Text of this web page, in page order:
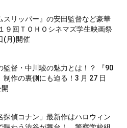
スリッパー』の安田監督など豪華
９回ＴＯＨＯシネマズ学生映画祭
(月)開催
監督・中川駿の魅力とは！？ 『90
制作の裏側にも迫る！3 月 27 日
探偵コナン」最新作はハロウィン